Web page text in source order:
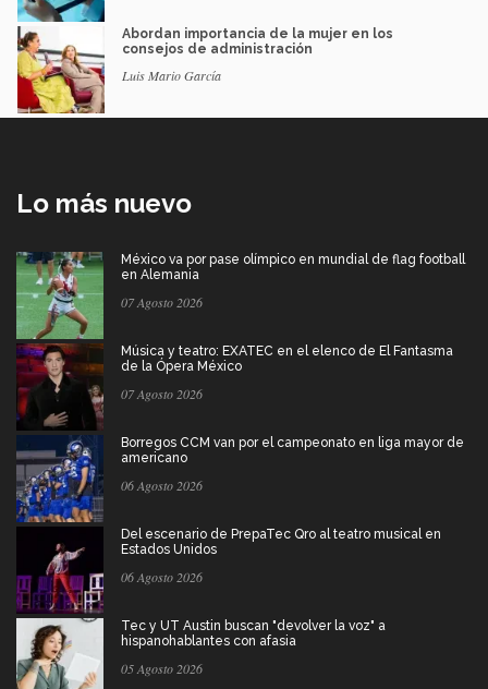
Abordan importancia de la mujer en los
consejos de administración
Luis Mario García
Lo más nuevo
México va por pase olímpico en mundial de flag football
en Alemania
07 Agosto 2026
Música y teatro: EXATEC en el elenco de El Fantasma
de la Ópera México
07 Agosto 2026
Borregos CCM van por el campeonato en liga mayor de
americano
06 Agosto 2026
Del escenario de PrepaTec Qro al teatro musical en
Estados Unidos
06 Agosto 2026
Tec y UT Austin buscan "devolver la voz" a
hispanohablantes con afasia
05 Agosto 2026